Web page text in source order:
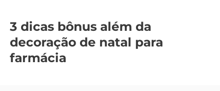
3 dicas bônus além da
decoração de natal para
farmácia